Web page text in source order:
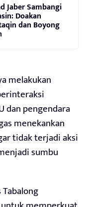
Jaber Sambangi
Doakan
dan Boyong
melakukan
dan pengendara
menekankan
tidak terjadi aksi
sumbu